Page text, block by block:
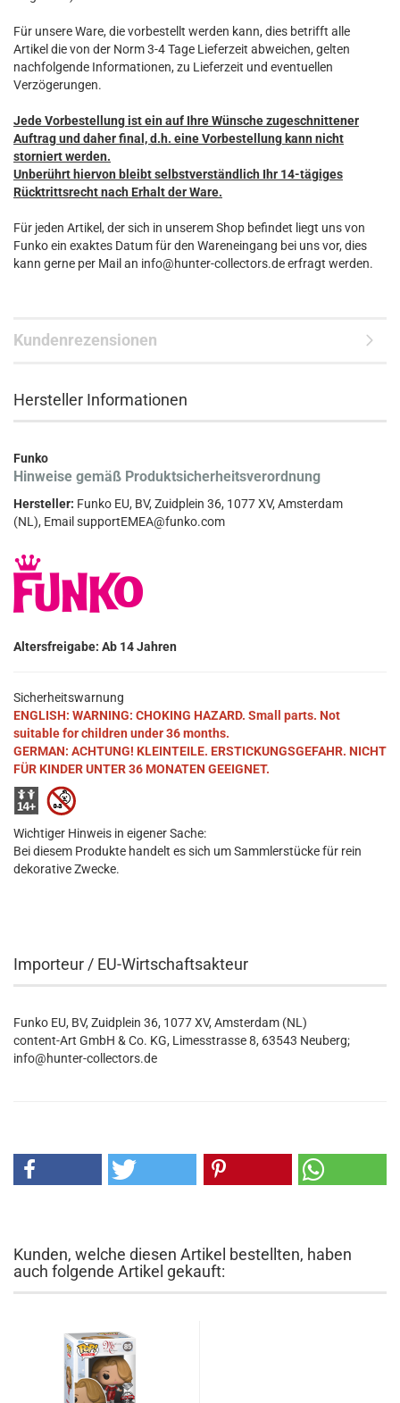
Für unsere Ware, die vorbestellt werden kann, dies betrifft alle
Artikel die von der Norm 3-4 Tage Lieferzeit abweichen, gelten
nachfolgende Informationen, zu Lieferzeit und eventuellen
Verzögerungen.
Jede Vorbestellung ist ein auf Ihre Wünsche zugeschnittener
Auftrag und daher final, d.h. eine Vorbestellung kann nicht
storniert werden.
Unberührt hiervon bleibt selbstverständlich Ihr 14-tägiges
Rücktrittsrecht nach Erhalt der Ware.
Für jeden Artikel, der sich in unserem Shop befindet liegt uns von
Funko ein exaktes Datum für den Wareneingang bei uns vor, dies
kann gerne per Mail an info@hunter-collectors.de erfragt werden.
Kundenrezensionen
Hersteller Informationen
Funko
Hinweise gemäß Produktsicherheitsverordnung
Hersteller: Funko EU, BV, Zuidplein 36, 1077 XV, Amsterdam
(NL), Email supportEMEA@funko.com
Altersfreigabe: Ab 14 Jahren
Sicherheitswarnung
ENGLISH: WARNING: CHOKING HAZARD. Small parts. Not
suitable for children under 36 months.
GERMAN: ACHTUNG! KLEINTEILE. ERSTICKUNGSGEFAHR. NICHT
FÜR KINDER UNTER 36 MONATEN GEEIGNET.
Wichtiger Hinweis in eigener Sache:
Bei diesem Produkte handelt es sich um Sammlerstücke für rein
dekorative Zwecke.
Importeur / EU-Wirtschaftsakteur
Funko EU, BV, Zuidplein 36, 1077 XV, Amsterdam (NL)
content-Art GmbH & Co. KG, Limesstrasse 8, 63543 Neuberg;
info@hunter-collectors.de
Kunden, welche diesen Artikel bestellten, haben
auch folgende Artikel gekauft: